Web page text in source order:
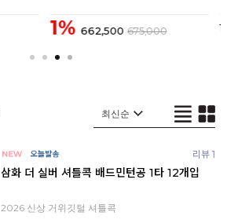
15,000
리뷰 1
삼화 더 실버 셔틀콕 배드민턴공 1타 12개입
2026 신상 거위깃털 셔틀콕